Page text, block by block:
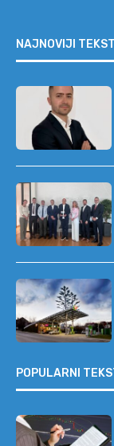
NAJNOVIJI
POPULARNI